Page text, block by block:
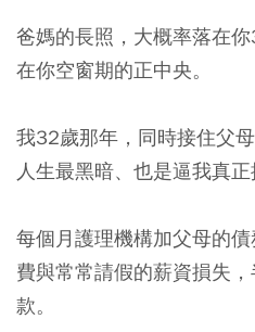
爸媽的長照，大概率落在
在你空窗期的正中央。
我32歲那年，同時接住父
人生最黑暗、也是逼我真正
每個月護理機構加父母的
費與常常請假的薪資損失
款。